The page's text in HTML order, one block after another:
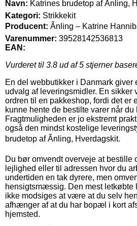
Navn: Katrines brudetop af Ãnling,
Kategori: Strikkekit
Producent: Ãnling – Katrine
Varenummer: 39528142536813
EAN:
Vurderet til 3.8 ud af 5 stjerner
En del webbutikker i Danmark giver
udvalg af leveringsmidler. En sikker
ordren til en pakkeshop, fordi det er
kunne hente de bestilte varer når du
Fragtmuligheden er jo ekstremt
også den mindst kostelige
brudetop af Ãnling, Hverdagskit.
Du bør omvendt overveje at bestille
lejlighed eller til adressen hvor du
undertiden en tak dyrere, men
hensigtsmæssig. Den mest letkøbte
ikke modsiges at være at du selv
afhænger af at du har bopæl i kort
hjemsted.